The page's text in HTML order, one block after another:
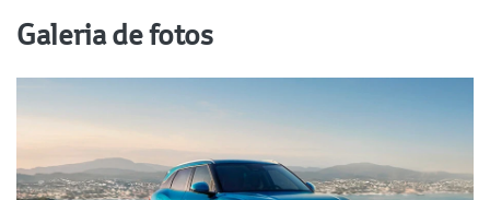
Galeria de fotos